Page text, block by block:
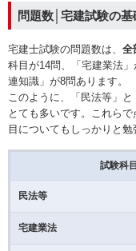
問題数│宅建試験の基
宅建士試験の問題数は、 全
科目が14問、「宅建業法
連知識」が8問あります。
このように、「民法等」
とても多いです。これら
目についてもしっかりと勉
試験科目
民法等
宅建業法